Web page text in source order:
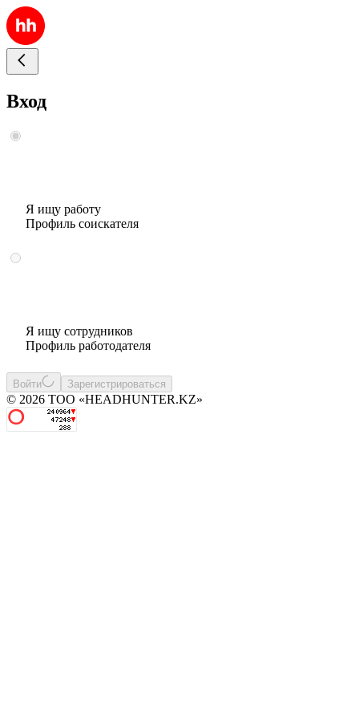
Вход
Я ищу работу
Профиль соискателя
Я ищу сотрудников
Профиль работодателя
Войти Зарегистрироваться
© 2026 ТОО «HEADHUNTER.KZ»